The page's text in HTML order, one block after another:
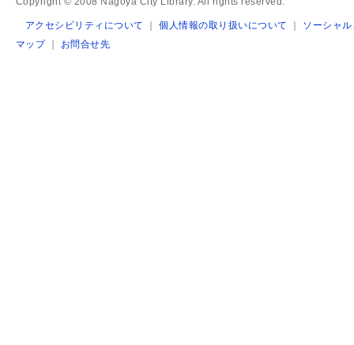
アクセシビリティについて ｜個人情報の取り扱いについて ｜ ソーシャ
マップ｜ お問合せ先